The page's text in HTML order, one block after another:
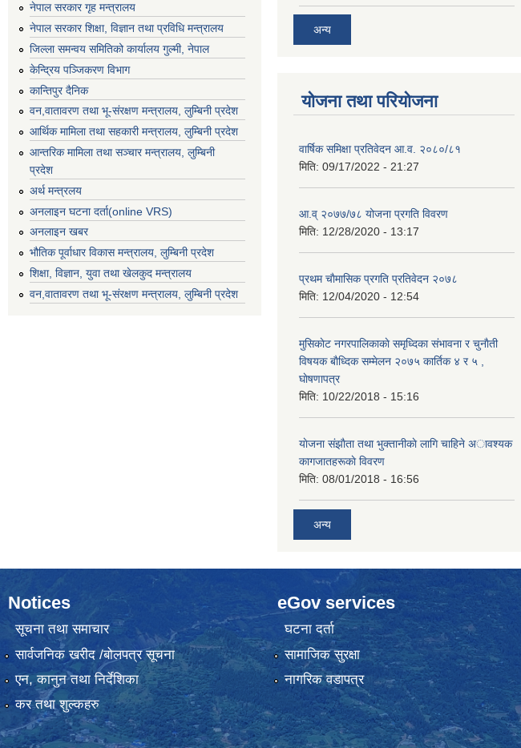
नेपाल सरकार गृह मन्त्रालय
नेपाल सरकार शिक्षा, विज्ञान तथा प्रविधि मन्त्रालय
जिल्ला समन्वय समितिको कार्यालय गुल्मी, नेपाल
केन्द्रिय पञ्जिकरण विभाग
कान्तिपुर दैनिक
वन,वातावरण तथा भू-संरक्षण मन्त्रालय, लुम्बिनी प्रदेश
आर्थिक मामिला तथा सहकारी मन्त्रालय, लुम्बिनी प्रदेश
आन्तरिक मामिला तथा सञ्चार मन्त्रालय, लुम्बिनी
प्रदेश
अर्थ मन्त्रलय
अनलाइन घटना दर्ता(online VRS)
अनलाइन खबर
भौतिक पूर्वाधार विकास मन्त्रालय, लुम्बिनी प्रदेश
शिक्षा, विज्ञान, युवा तथा खेलकुद मन्‍‍त्रालय
वन,वातावरण तथा भू-संरक्षण मन्त्रालय, लुम्बिनी प्रदेश
अन्य
योजना तथा परियोजना
वार्षिक समिक्षा प्रतिवेदन आ.व. २०८०/८१
मिति: 09/17/2022 - 21:27
आ.व् २०७७/७८ योजना प्रगति विवरण
मिति: 12/28/2020 - 13:17
प्रथम चाैमासिक प्रगति प्रतिवेदन २०७८
मिति: 12/04/2020 - 12:54
मुसिकाेट नगरपालिकाकाे समृध्दिका संभावना र चुनाैती
विषयक बाैध्दिक सम्मेलन २०७५ कार्तिक ४ र ५ ,
घाेषणापत्र
मिति: 10/22/2018 - 15:16
याेजना संझाैता तथा भुक्तानीकाे लागि चाहिने अावश्यक
कागजातहरूकाे विवरण
मिति: 08/01/2018 - 16:56
अन्य
Notices
सूचना तथा समाचार
सार्वजनिक खरीद /बोलपत्र सूचना
एन, कानुन तथा निर्देशिका
कर तथा शुल्कहरु
eGov services
घटना दर्ता
सामाजिक सुरक्षा
नागरिक वडापत्र